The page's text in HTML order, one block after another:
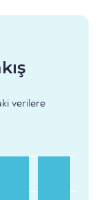
verilere